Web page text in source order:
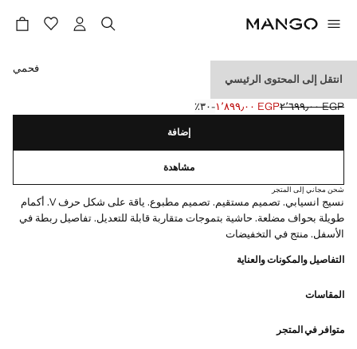
انتقل إلى المحتوى الرئيسي
بلوزة مطبوعة منقطة
السعر الأول محذوف [EGP ٢٬٦٩٩٫٠٠ ]
EGP ٢٬٦٩٩٫٠٠
السعر الحالي [EGP ١٬٨٩٩٫٠٠ ] EGP ١٬٨٩٩٫٠٠ ؜-٣٠٪؜
حدد اللون
فحمي
إضافة
مشاهدة
شحن مجاني إلى المتجر
نسيج انسيابي. تصميم مستقيم. تصميم مطبوع. ياقة على شكل حرف V. أكمام
طويلة بحواف مضلعة. حاشية بتموجات متقاربة قابلة للتعديل. تفاصيل ربطة في
الأسفل. منتج في التخفيضات
التفاصيل والمكونات والعناية
المقاسات
متوافر في المتجر